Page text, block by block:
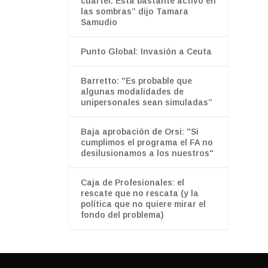
las sombras” dijo Tamara
Samudio
Punto Global: Invasión a Ceuta
Barretto: "Es probable que
algunas modalidades de
unipersonales sean simuladas”
Baja aprobación de Orsi: "Si
cumplimos el programa el FA no
desilusionamos a los nuestros"
Caja de Profesionales: el
rescate que no rescata (y la
política que no quiere mirar el
fondo del problema)